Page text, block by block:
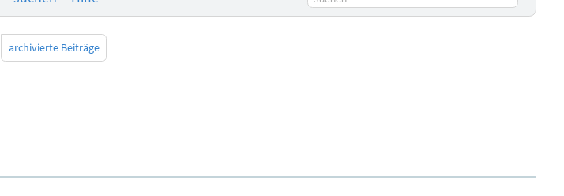
archivierte Beiträge